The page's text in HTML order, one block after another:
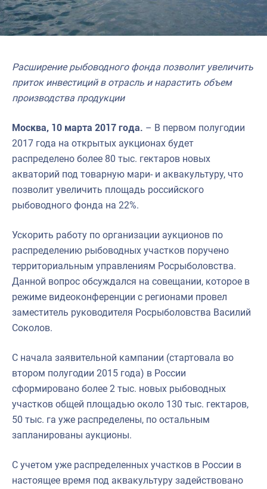
Расширение рыбоводного фонда позволит увеличить
приток инвестиций в отрасль и нарастить объем
производства продукции
Москва, 10 марта 2017 года. – В первом полугодии
2017 года на открытых аукционах будет
распределено более 80 тыс. гектаров новых
акваторий под товарную мари- и аквакультуру, что
позволит увеличить площадь российского
рыбоводного фонда на 22%.
Ускорить работу по организации аукционов по
распределению рыбоводных участков поручено
территориальным управлениям Росрыболовства.
Данной вопрос обсуждался на совещании, которое в
режиме видеоконференции с регионами провел
заместитель руководителя Росрыболовства Василий
Соколов.
С начала заявительной кампании (стартовала во
втором полугодии 2015 года) в России
сформировано более 2 тыс. новых рыбоводных
участков общей площадью около 130 тыс. гектаров,
50 тыс. га уже распределены, по остальным
запланированы аукционы.
С учетом уже распределенных участков в России в
настоящее время под аквакультуру задействовано